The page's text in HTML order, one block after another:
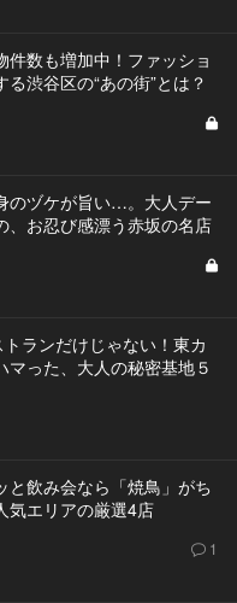
件数も増加中！ファッショ
る渋谷区の“あの街”とは？
のヅケが旨い…。大人デー
、お忍び感漂う赤坂の名店
トランだけじゃない！東カ
マった、大人の秘密基地５
と飲み会なら「焼鳥」がち
気エリアの厳選4店
1